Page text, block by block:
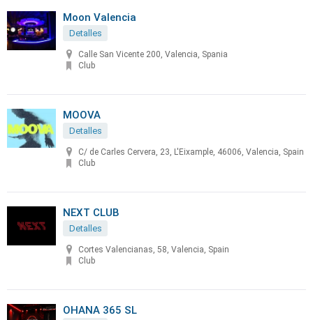
Moon Valencia
Detalles
Calle San Vicente 200, Valencia, Spania
Club
MOOVA
Detalles
C/ de Carles Cervera, 23, L'Eixample, 46006, Valencia, Spain
Club
NEXT CLUB
Detalles
Cortes Valencianas, 58, Valencia, Spain
Club
OHANA 365 SL